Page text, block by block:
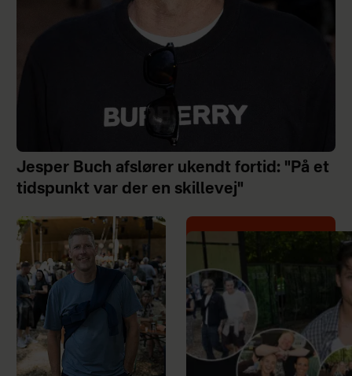
Jesper Buch afslører ukendt fortid: "På et
tidspunkt var der en skillevej"